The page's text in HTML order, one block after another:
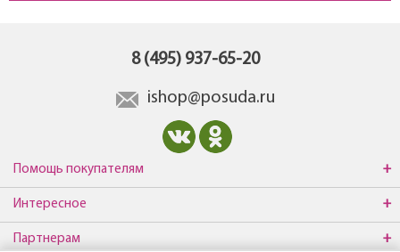
8 (495) 937-65-20
ishop@posuda.ru
Помощь покупателям
Интересное
Партнерам